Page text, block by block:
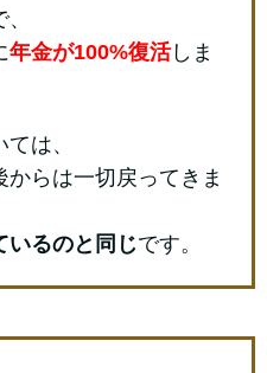
年金が100%復活しま
は、
らは一切戻ってきま
いるのと同じです。